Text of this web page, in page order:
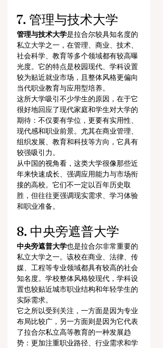
7. 管理与技术大学
管理与技术大学是拉合尔较具知名度的
私立大学之一，在管理、商业、技术、
社会科学、教育等多个领域都有较高曝
光度。它的特点是校园现代、学科设置
较为贴近就业市场，且整体风格更偏向
当代职业教育与应用型培养。
这所大学吸引不少学生的原因，在于它
很好地回应了现代家庭和学生对大学的
期待：不仅要有学位，更要有实用性、
现代感和职业前景。尤其在商业管理、
组织发展、教育和科技等方向，它具有
较强吸引力。
从中国的视角看，这类大学很像那些近
年来快速成长、强调应用能力与市场衔
接的高校。它们不一定以百年历史取
胜，但往往更强调现实需求、学习体验
和职业准备。
8. 中央旁遮普大学
中央旁遮普大学也是拉合尔非常重要的
私立大学之一。该校在商业、法律、传
媒、工程等专业领域都具有较高的社会
知名度。学校整体风格较现代，学科设
置也较贴近城市职业结构和年轻学生的
实际需求。
它之所以受到关注，一方面是因为专业
布局比较广，另一方面则是因为它代表
了拉合尔私立高等教育的一种发展趋
势：更加注重职业路径、行业需求和学